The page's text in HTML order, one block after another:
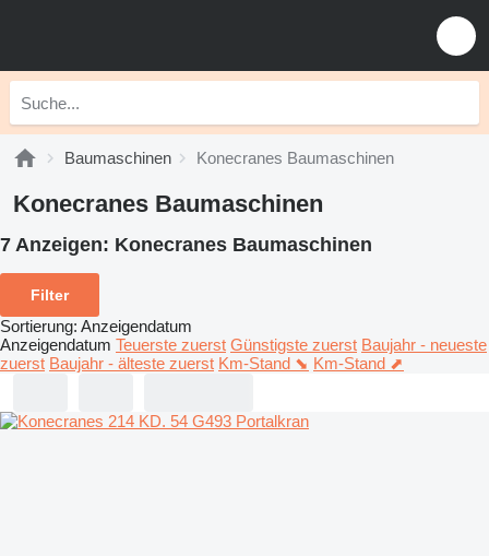
Baumaschinen Konecranes Baumaschinen
Konecranes Baumaschinen
7 Anzeigen: Konecranes Baumaschinen
Filter
Sortierung: Anzeigendatum
Anzeigendatum Teuerste zuerst Günstigste zuerst Baujahr - neueste
zuerst Baujahr - älteste zuerst Km-Stand ⬊ Km-Stand ⬈